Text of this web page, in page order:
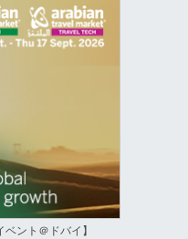
ベント＠ドバイ】